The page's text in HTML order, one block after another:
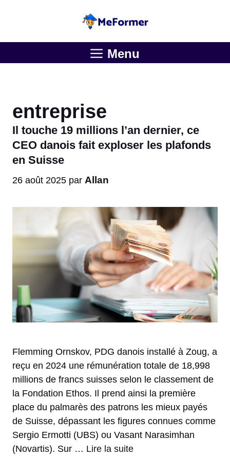
Menu
entreprise
Il touche 19 millions l’an dernier, ce
CEO danois fait exploser les plafonds
en Suisse
26 août 2025 par Allan
Flemming Ornskov, PDG danois installé à Zoug, a
reçu en 2024 une rémunération totale de 18,998
millions de francs suisses selon le classement de
la Fondation Ethos. Il prend ainsi la première
place du palmarès des patrons les mieux payés
de Suisse, dépassant les figures connues comme
Sergio Ermotti (UBS) ou Vasant Narasimhan
(Novartis). Sur … Lire la suite